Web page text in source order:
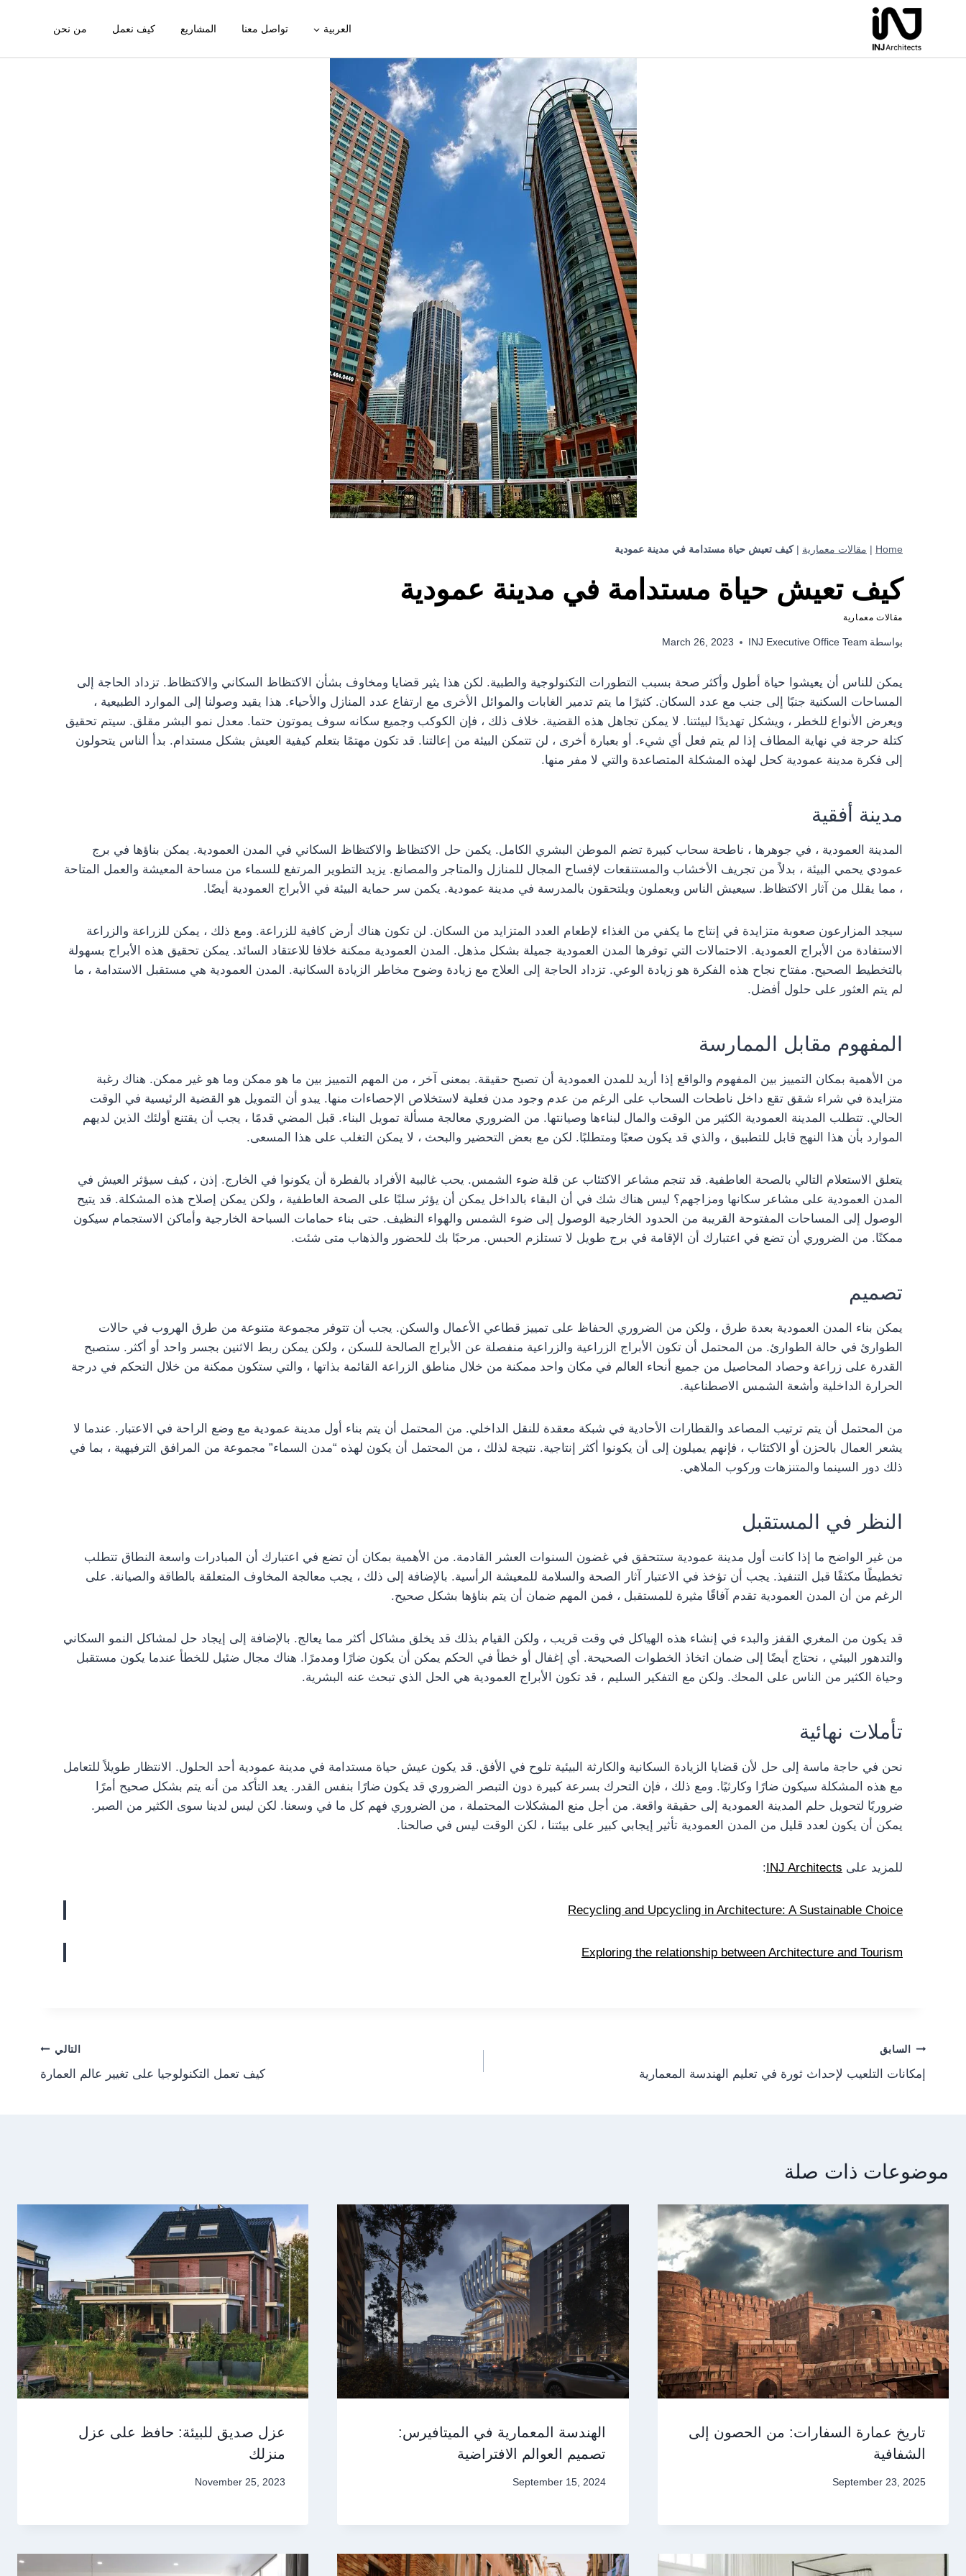
العربية تواصل معنا المشاريع كيف نعمل من نحن
Home
| مقالات معمارية |كيف تعيش حياة مستدامة في مدينة عمودية
كيف تعيش حياة مستدامة في مدينة عمودية
مقالات معمارية
بواسطة INJ Executive Office Team
March 26, 2023
يمكن للناس أن يعيشوا حياة أطول وأكثر صحة بسبب التطورات التكنولوجية والطبية. لكن هذا يثير قضايا ومخاوف بشأن الاكتظاظ السكاني والاكتظاظ. تزداد الحاجة إلى
المساحات السكنية جنبًا إلى جنب مع عدد السكان. كثيرًا ما يتم تدمير الغابات والموائل الأخرى مع ارتفاع عدد المنازل والأحياء. هذا يقيد وصولنا إلى الموارد الطبيعية ،
ويعرض الأنواع للخطر ، ويشكل تهديدًا لبيئتنا. لا يمكن تجاهل هذه القضية. خلاف ذلك ، فإن الكوكب وجميع سكانه سوف يموتون حتما. معدل نمو البشر مقلق. سيتم تحقيق
كتلة حرجة في نهاية المطاف إذا لم يتم فعل أي شيء. أو بعبارة أخرى ، لن تتمكن البيئة من إعالتنا. قد تكون مهتمًا بتعلم كيفية العيش بشكل مستدام. بدأ الناس يتحولون
إلى فكرة مدينة عمودية كحل لهذه المشكلة المتصاعدة والتي لا مفر منها.
مدينة أفقية
المدينة العمودية ، في جوهرها ، ناطحة سحاب كبيرة تضم الموطن البشري الكامل. يكمن حل الاكتظاظ والاكتظاظ السكاني في المدن العمودية. يمكن بناؤها في برج
عمودي يحمي البيئة ، بدلاً من تجريف الأخشاب والمستنقعات لإفساح المجال للمنازل والمتاجر والمصانع. يزيد التطوير المرتفع للسماء من مساحة المعيشة والعمل المتاحة
، مما يقلل من آثار الاكتظاظ. سيعيش الناس ويعملون ويلتحقون بالمدرسة في مدينة عمودية. يكمن سر حماية البيئة في الأبراج العمودية أيضًا.
سيجد المزارعون صعوبة متزايدة في إنتاج ما يكفي من الغذاء لإطعام العدد المتزايد من السكان. لن تكون هناك أرض كافية للزراعة. ومع ذلك ، يمكن للزراعة والزراعة
الاستفادة من الأبراج العمودية. الاحتمالات التي توفرها المدن العمودية جميلة بشكل مذهل. المدن العمودية ممكنة خلافا للاعتقاد السائد. يمكن تحقيق هذه الأبراج بسهولة
بالتخطيط الصحيح. مفتاح نجاح هذه الفكرة هو زيادة الوعي. تزداد الحاجة إلى العلاج مع زيادة وضوح مخاطر الزيادة السكانية. المدن العمودية هي مستقبل الاستدامة ، ما
لم يتم العثور على حلول أفضل.
المفهوم مقابل الممارسة
من الأهمية بمكان التمييز بين المفهوم والواقع إذا أريد للمدن العمودية أن تصبح حقيقة. بمعنى آخر ، من المهم التمييز بين ما هو ممكن وما هو غير ممكن. هناك رغبة
متزايدة في شراء شقق تقع داخل ناطحات السحاب على الرغم من عدم وجود مدن فعلية لاستخلاص الإحصاءات منها. يبدو أن التمويل هو القضية الرئيسية في الوقت
الحالي. تتطلب المدينة العمودية الكثير من الوقت والمال لبناءها وصيانتها. من الضروري معالجة مسألة تمويل البناء. قبل المضي قدمًا ، يجب أن يقتنع أولئك الذين لديهم
الموارد بأن هذا النهج قابل للتطبيق ، والذي قد يكون صعبًا ومتطلبًا. لكن مع بعض التحضير والبحث ، لا يمكن التغلب على هذا المسعى.
يتعلق الاستعلام التالي بالصحة العاطفية. قد تنجم مشاعر الاكتئاب عن قلة ضوء الشمس. يحب غالبية الأفراد بالفطرة أن يكونوا في الخارج. إذن ، كيف سيؤثر العيش في
المدن العمودية على مشاعر سكانها ومزاجهم؟ ليس هناك شك في أن البقاء بالداخل يمكن أن يؤثر سلبًا على الصحة العاطفية ، ولكن يمكن إصلاح هذه المشكلة. قد يتيح
الوصول إلى المساحات المفتوحة القريبة من الحدود الخارجية الوصول إلى ضوء الشمس والهواء النظيف. حتى بناء حمامات السباحة الخارجية وأماكن الاستجمام سيكون
ممكنًا. من الضروري أن تضع في اعتبارك أن الإقامة في برج طويل لا تستلزم الحبس. مرحبًا بك للحضور والذهاب متى شئت.
تصميم
يمكن بناء المدن العمودية بعدة طرق ، ولكن من الضروري الحفاظ على تمييز قطاعي الأعمال والسكن. يجب أن تتوفر مجموعة متنوعة من طرق الهروب في حالات
الطوارئ في حالة الطوارئ. من المحتمل أن تكون الأبراج الزراعية والزراعية منفصلة عن الأبراج الصالحة للسكن ، ولكن يمكن ربط الاثنين بجسر واحد أو أكثر. ستصبح
القدرة على زراعة وحصاد المحاصيل من جميع أنحاء العالم في مكان واحد ممكنة من خلال مناطق الزراعة القائمة بذاتها ، والتي ستكون ممكنة من خلال التحكم في درجة
الحرارة الداخلية وأشعة الشمس الاصطناعية.
من المحتمل أن يتم ترتيب المصاعد والقطارات الأحادية في شبكة معقدة للنقل الداخلي. من المحتمل أن يتم بناء أول مدينة عمودية مع وضع الراحة في الاعتبار. عندما لا
يشعر العمال بالحزن أو الاكتئاب ، فإنهم يميلون إلى أن يكونوا أكثر إنتاجية. نتيجة لذلك ، من المحتمل أن يكون لهذه “مدن السماء” مجموعة من المرافق الترفيهية ، بما في
ذلك دور السينما والمتنزهات وركوب الملاهي.
النظر في المستقبل
من غير الواضح ما إذا كانت أول مدينة عمودية ستتحقق في غضون السنوات العشر القادمة. من الأهمية بمكان أن تضع في اعتبارك أن المبادرات واسعة النطاق تتطلب
تخطيطًا مكثفًا قبل التنفيذ. يجب أن تؤخذ في الاعتبار آثار الصحة والسلامة للمعيشة الرأسية. بالإضافة إلى ذلك ، يجب معالجة المخاوف المتعلقة بالطاقة والصيانة. على
الرغم من أن المدن العمودية تقدم آفاقًا مثيرة للمستقبل ، فمن المهم ضمان أن يتم بناؤها بشكل صحيح.
قد يكون من المغري القفز والبدء في إنشاء هذه الهياكل في وقت قريب ، ولكن القيام بذلك قد يخلق مشاكل أكثر مما يعالج. بالإضافة إلى إيجاد حل لمشاكل النمو السكاني
والتدهور البيئي ، نحتاج أيضًا إلى ضمان اتخاذ الخطوات الصحيحة. أي إغفال أو خطأ في الحكم يمكن أن يكون ضارًا ومدمرًا. هناك مجال ضئيل للخطأ عندما يكون مستقبل
وحياة الكثير من الناس على المحك. ولكن مع التفكير السليم ، قد تكون الأبراج العمودية هي الحل الذي تبحث عنه البشرية.
تأملات نهائية
نحن في حاجة ماسة إلى حل لأن قضايا الزيادة السكانية والكارثة البيئية تلوح في الأفق. قد يكون عيش حياة مستدامة في مدينة عمودية أحد الحلول. الانتظار طويلاً للتعامل
مع هذه المشكلة سيكون ضارًا وكارثيًا. ومع ذلك ، فإن التحرك بسرعة كبيرة دون التبصر الضروري قد يكون ضارًا بنفس القدر. يعد التأكد من أنه يتم بشكل صحيح أمرًا
ضروريًا لتحويل حلم المدينة العمودية إلى حقيقة واقعة. من أجل منع المشكلات المحتملة ، من الضروري فهم كل ما في وسعنا. لكن ليس لدينا سوى الكثير من الصبر.
يمكن أن يكون لعدد قليل من المدن العمودية تأثير إيجابي كبير على بيئتنا ، لكن الوقت ليس في صالحنا.
للمزيد على INJ Architects
:
Recycling and Upcycling in Architecture: A Sustainable Choice
Exploring the relationship between Architecture and Tourism
Post
navigation
السابق
إمكانات التلعيب لإحداث ثورة في تعليم الهندسة المعمارية
التالي
كيف تعمل التكنولوجيا على تغيير عالم العمارة
موضوعات ذات صلة
تاريخ عمارة السفارات: من الحصون إلى
الشفافية
September 23, 2025
الهندسة المعمارية في الميتافيرس:
تصميم العوالم الافتراضية
September 15, 2024
عزل صديق للبيئة: حافظ على عزل
منزلك
November 25, 2023